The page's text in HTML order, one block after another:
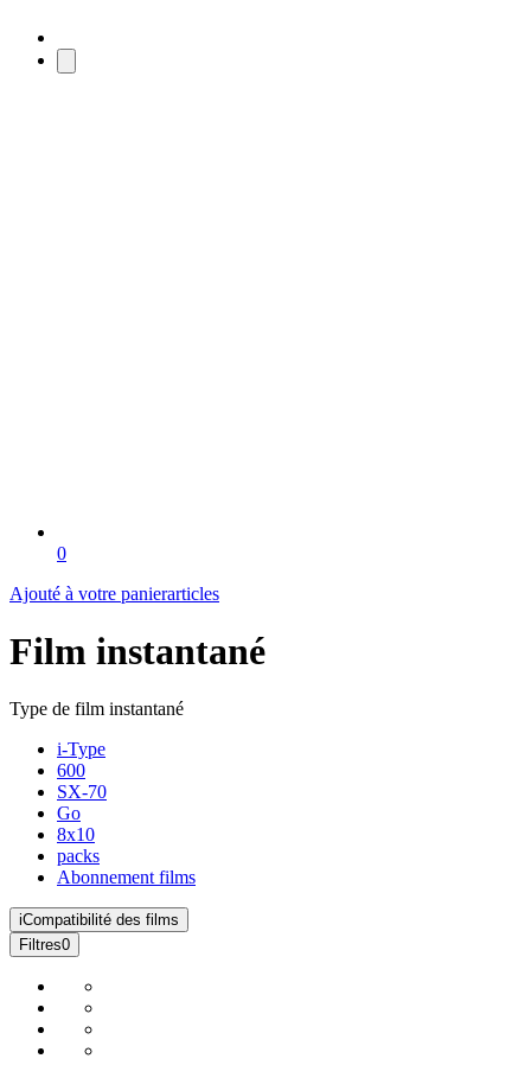
0
Ajouté à votre panierarticles
Film instantané
Type de film instantané
i-Type
600
SX-70
Go
8x10
packs
Abonnement films
iCompatibilité des films
Filtres0